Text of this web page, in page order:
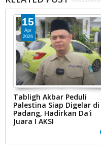
15
Apr
2026
Tabligh Akbar Peduli
Palestina Siap Digelar di
Padang, Hadirkan Da'i
Juara I AKSI